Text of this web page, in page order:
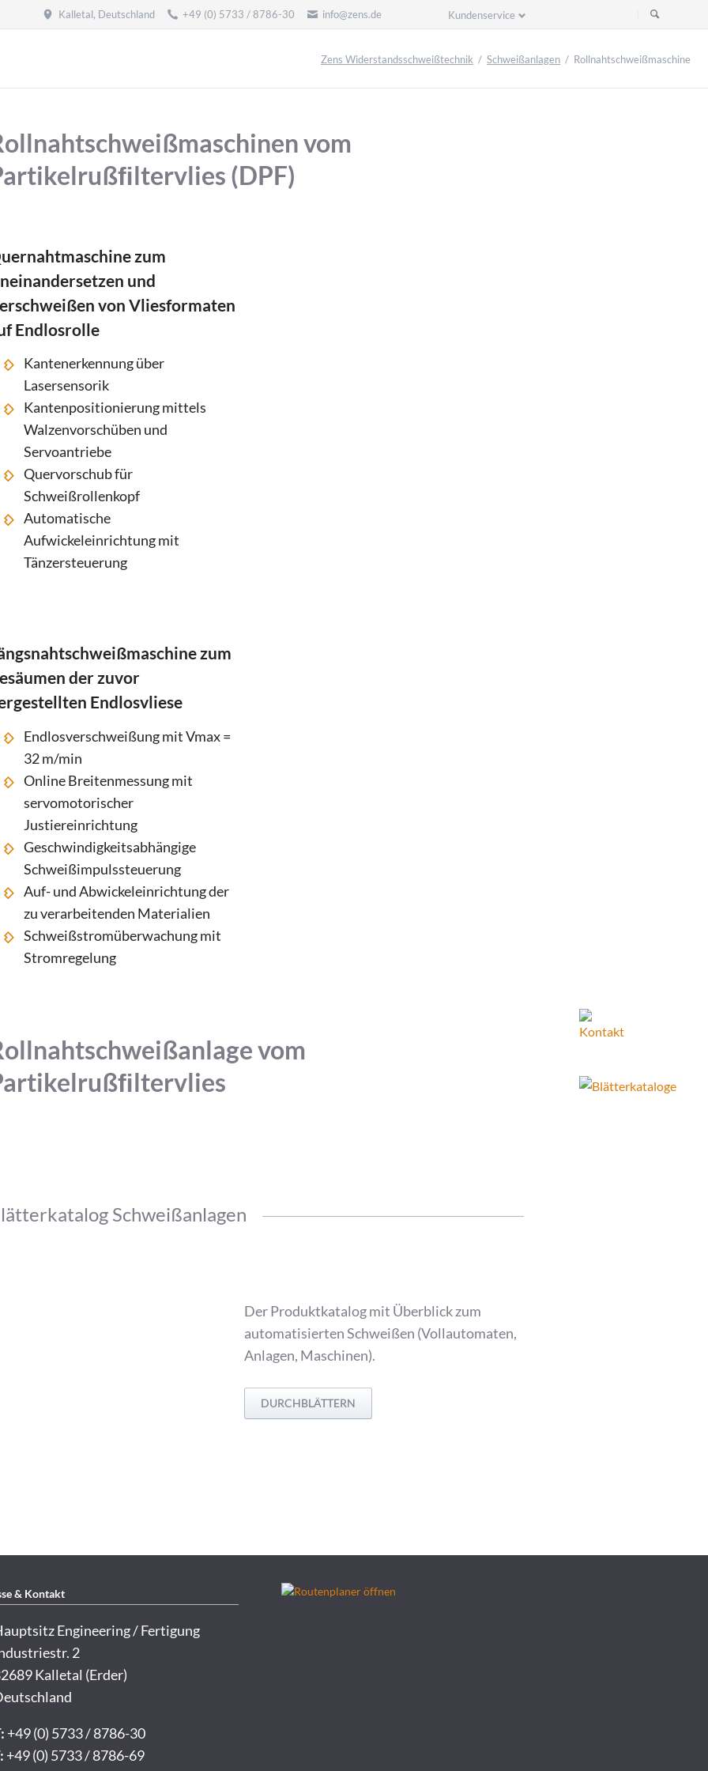
Kalletal, Deutschland +49 (0) 5733 / 8786-30 info@zens.de
Kundenservice
Zens Widerstandsschweißtechnik Schweißanlagen Rollnahtschweißmaschine
vom
(DPF)
zum
und
von Vliesformaten
Endlosrolle
Kantenerkennung über
Lasersensorik
Kantenpositionierung mittels
Walzenvorschüben und
Servoantriebe
Quervorschub für
Schweißrollenkopf
Automatische
Aufwickeleinrichtung mit
Tänzersteuerung
zum
der zuvor
Endlosvliese
Endlosverschweißung mit Vmax =
32 m/min
Online Breitenmessung mit
servomotorischer
Justiereinrichtung
Geschwindigkeitsabhängige
Schweißimpulssteuerung
Auf- und Abwickeleinrichtung der
zu verarbeitenden Materialien
Schweißstromüberwachung mit
Stromregelung
vom
Schweißanlagen
Der Produktkatalog mit Überblick zum
automatisierten Schweißen (Vollautomaten,
Anlagen, Maschinen).
DURCHBLÄTTERN
& Kontakt
Engineering / Fertigung
2
Kalletal (Erder)
+49 (0) 5733 / 8786-30
+49 (0) 5733 / 8786-69